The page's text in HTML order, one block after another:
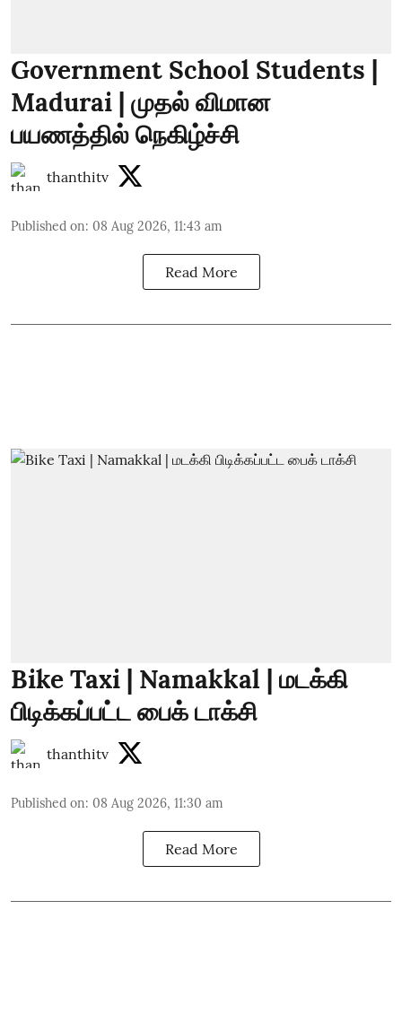
Government School Students |
Madurai | முதல் விமான
பயணத்தில் நெகிழ்ச்சி
thanthitv
Published on: 08 Aug 2026, 11:43 am
Read More
Bike Taxi | Namakkal | மடக்கி
பிடிக்கப்பட்ட பைக் டாக்சி
thanthitv
Published on: 08 Aug 2026, 11:30 am
Read More